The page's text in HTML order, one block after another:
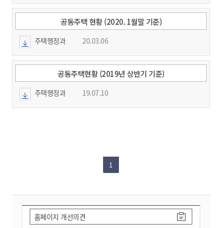
공동주택 현황 (2020. 1월말 기준)
주택행정과 20.03.06
공동주택현황 (2019년 상반기 기준)
주택행정과 19.07.10
1
홈페이지 개선의견